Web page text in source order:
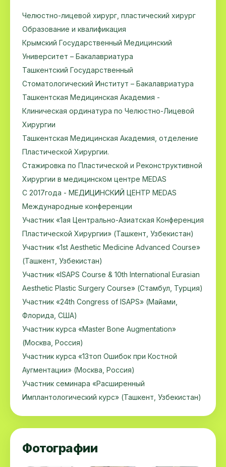
Челюстно-лицевой хирург, пластический хирург
Образование и квалификация
Крымский Государственный Медицинский
Университет – Бакалавриатура
Ташкентский Государственный
Стоматологический Институт – Бакалавриатура
Ташкентская Медицинская Академия -
Клиническая ординатура по Челюстно-Лицевой
Хирургии
Ташкентская Медицинская Академия, отделение
Пластической Хирургии.
Стажировка по Пластической и Реконструктивной
Хирургии в медицинском центре MEDAS
C 2017года - МЕДИЦИНСКИЙ ЦЕНТР MEDAS
Международные конференции
Участник «1ая Центрально-Азиатская Конференция
Пластической Хирургии» (Ташкент, Узбекистан)
Участник «1st Aesthetic Medicine Advanced Course»
(Ташкент, Узбекистан)
Участник «ISAPS Course & 10th International Eurasian
Aesthetic Plastic Surgery Course» (Стамбул, Турция)
Участник «24th Congress of ISAPS» (Майами,
Флорида, США)
Участник курса «Master Bone Augmentation»
(Москва, Россия)
Участник курса «13топ Ошибок при Костной
Аугментации» (Москва, Россия)
Участник семинара «Расширенный
Имплантологический курс» (Ташкент, Узбекистан)
Фотографии